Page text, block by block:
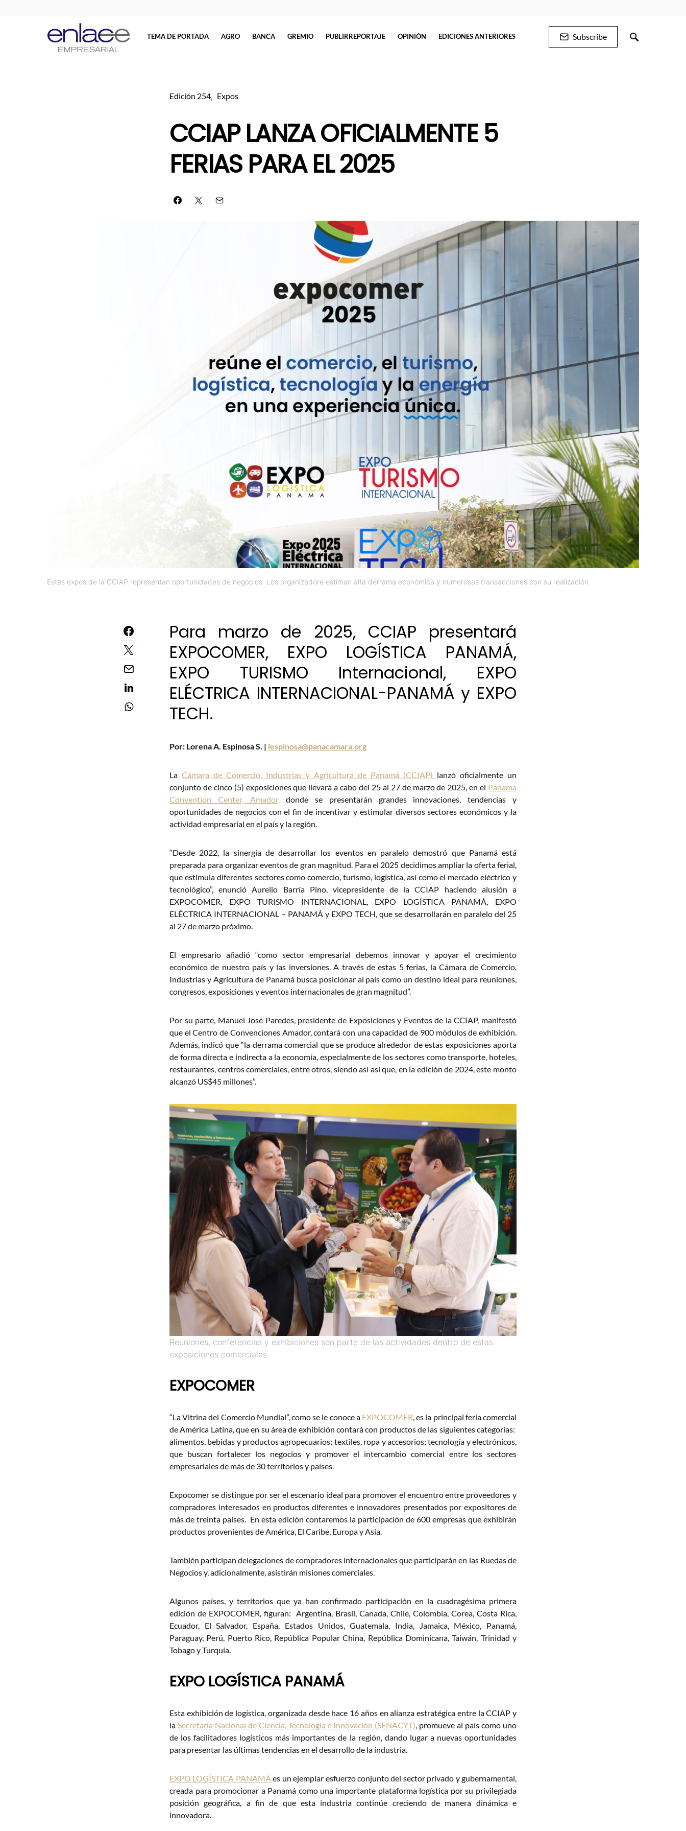
TEMA DE PORTADA AGRO BANCA GREMIO PUBLIRREPORTAJE OPINIÓN EDICIONES ANTERIORES Subscribe
Search for:
Estas expos de la CCIAP representan oportunidades de negocios. Los organizadore estiman alta derrama económica y numerosas transacciones con su realización.
Edición 254 Expos
CCIAP LANZA OFICIALMENTE 5
FERIAS PARA EL 2025
Para marzo de 2025, CCIAP presentará
EXPOCOMER, EXPO LOGÍSTICA PANAMÁ,
EXPO TURISMO Internacional, EXPO
ELÉCTRICA INTERNACIONAL-PANAMÁ y EXPO
TECH.
Por: Lorena A. Espinosa S. | lespinosa@panacamara.org
La Cámara de Comercio, Industrias y Agricultura de Panamá (CCIAP) lanzó oficialmente un
conjunto de cinco (5) exposiciones que llevará a cabo del 25 al 27 de marzo de 2025, en el Panama
Convention Center, Amador,donde se presentarán grandes innovaciones, tendencias y
oportunidades de negocios con el fin de incentivar y estimular diversos sectores económicos y la
actividad empresarial en el país y la región.
“Desde 2022, la sinergia de desarrollar los eventos en paralelo demostró que Panamá está
preparada para organizar eventos de gran magnitud. Para el 2025 decidimos ampliar la oferta ferial,
que estimula diferentes sectores como comercio, turismo, logística, así como el mercado eléctrico y
tecnológico”, enunció Aurelio Barría Pino, vicepresidente de la CCIAP haciendo alusión a
EXPOCOMER, EXPO TURISMO INTERNACIONAL, EXPO LOGÍSTICA PANAMÁ, EXPO
ELÉCTRICA INTERNACIONAL – PANAMÁ y EXPO TECH, que se desarrollarán en paralelo del 25
al 27 de marzo próximo.
El empresario añadió “como sector empresarial debemos innovar y apoyar el crecimiento
económico de nuestro país y las inversiones. A través de estas 5 ferias, la Cámara de Comercio,
Industrias y Agricultura de Panamá busca posicionar al país como un destino ideal para reuniones,
congresos, exposiciones y eventos internacionales de gran magnitud”.
Por su parte, Manuel José Paredes, presidente de Exposiciones y Eventos de la CCIAP, manifestó
que el Centro de Convenciones Amador, contará con una capacidad de 900 módulos de exhibición.
Además, indicó que “la derrama comercial que se produce alrededor de estas exposiciones aporta
de forma directa e indirecta a la economía, especialmente de los sectores como transporte, hoteles,
restaurantes, centros comerciales, entre otros, siendo así así que, en la edición de 2024, este monto
alcanzó US$45 millones”.
Reuniones, conferencias y exhibiciones son parte de las actividades dentro de estas
exposiciones comerciales.
EXPOCOMER
“La Vitrina del Comercio Mundial”, como se le conoce a EXPOCOMER , es la principal feria comercial
de América Latina, que en su área de exhibición contará con productos de las siguientes categorías:
alimentos, bebidas y productos agropecuarios; textiles, ropa y accesorios; tecnología y electrónicos,
que buscan fortalecer los negocios y promover el intercambio comercial entre los sectores
empresariales de más de 30 territorios y países.
Expocomer se distingue por ser el escenario ideal para promover el encuentro entre proveedores y
compradores interesados en productos diferentes e innovadores presentados por expositores de
más de treinta países. En esta edición contaremos la participación de 600 empresas que exhibirán
productos provenientes de América, El Caribe, Europa y Asia.
También participan delegaciones de compradores internacionales que participarán en las Ruedas de
Negocios y, adicionalmente, asistirán misiones comerciales.
Algunos países, y territorios que ya han confirmado participación en la cuadragésima primera
edición de EXPOCOMER, figuran: Argentina, Brasil, Canada, Chile, Colombia, Corea, Costa Rica,
Ecuador, El Salvador, España, Estados Unidos, Guatemala, India, Jamaica, México, Panamá,
Paraguay, Perú, Puerto Rico, República Popular China, República Dominicana, Taiwán, Trinidad y
Tobago y Turquía.
EXPO LOGÍSTICA PANAMÁ
Esta exhibición de logística, organizada desde hace 16 años en alianza estratégica entre la CCIAP y
la Secretaría Nacional de Ciencia, Tecnología e Innovación (SENACYT) , promueve al país como uno
de los facilitadores logísticos más importantes de la región, dando lugar a nuevas oportunidades
para presentar las últimas tendencias en el desarrollo de la industria.
EXPO LOGÍSTICA PANAMÁes un ejemplar esfuerzo conjunto del sector privado y gubernamental,
creada para promocionar a Panamá como una importante plataforma logística por su privilegiada
posición geográfica, a fin de que esta industria continúe creciendo de manera dinámica e
innovadora.